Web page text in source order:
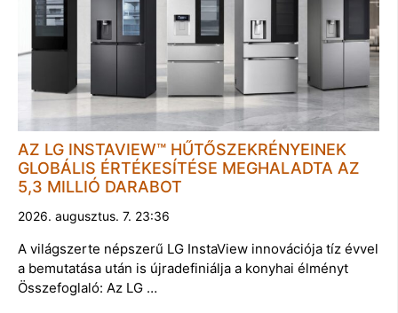
AZ LG INSTAVIEW™ HŰTŐSZEKRÉNYEINEK
GLOBÁLIS ÉRTÉKESÍTÉSE MEGHALADTA AZ
5,3 MILLIÓ DARABOT
2026. augusztus. 7. 23:36
A világszerte népszerű LG InstaView innovációja tíz évvel
a bemutatása után is újradefiniálja a konyhai élményt
Összefoglaló: Az LG …